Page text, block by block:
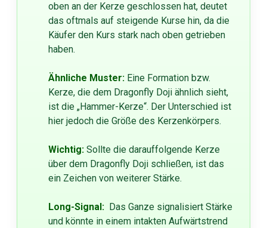
oben an der Kerze geschlossen hat, deutet
das oftmals auf steigende Kurse hin, da die
Käufer den Kurs stark nach oben getrieben
haben.
Ähnliche Muster: Eine Formation bzw.
Kerze, die dem Dragonfly Doji ähnlich sieht,
ist die „Hammer-Kerze“. Der Unterschied ist
hier jedoch die Größe des Kerzenkörpers.
Wichtig: Sollte die darauffolgende Kerze
über dem Dragonfly Doji schließen, ist das
ein Zeichen von weiterer Stärke.
Long-Signal: Das Ganze signalisiert Stärke
und könnte in einem intakten Aufwärtstrend